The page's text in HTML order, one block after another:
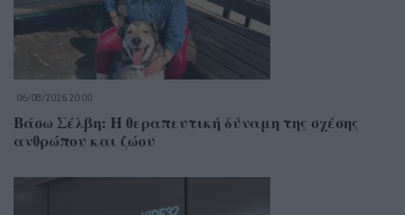
06/08/2026 20:00
Βάσω Σέλβη: Η θεραπευτική δύναμη της σχέσης
ανθρώπου και ζώου